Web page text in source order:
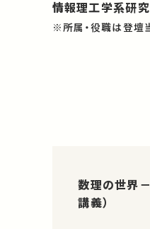
情報理工学系研
※所属・役職は登壇
数理の世界
講義）